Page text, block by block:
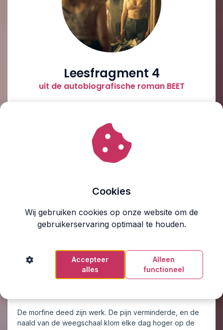
Leesfragment 4
uit de autobiografische roman BEET
anesthesist van de pijnpoli van het ziekenhuis. ‘Je zult
moeten aansterken, wil je dit overleven. De
verschillende soorten pijnstillers die we tot nu toe
hebben geprobeerd, zijn niet sterk genoeg. Ik weet hoe
je erover denkt, maar ik stel je voor tijdelijk morfine te
morfine weer gaan afbouwen.’
Stoppen zou moeilijk gaan worden. Een gevoel van
verzet speelde op. Geen morfine, riep ze al maanden.
weerstand verder doen afnemen. Ze moest zorgen dat
ze sterk genoeg was om de behandeling aan te kunnen.
‘Dan moet het maar,’ zei ze gelaten tegen de
De morfine deed zijn werk. De pijn verminderde, en de
naald van de weegschaal klom elke dag hoger op de
Cookies
Wij gebruiken cookies op onze website om de
gebruikerservaring optimaal te houden.
Alleen
functioneel
Accepteer
alles